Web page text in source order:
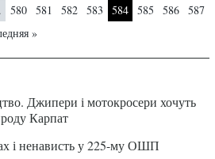
580 581 582 583 584 585 586
587
»
Джипери і мотокросери хочуть
Карпат
і ненависть у 225-му ОШП